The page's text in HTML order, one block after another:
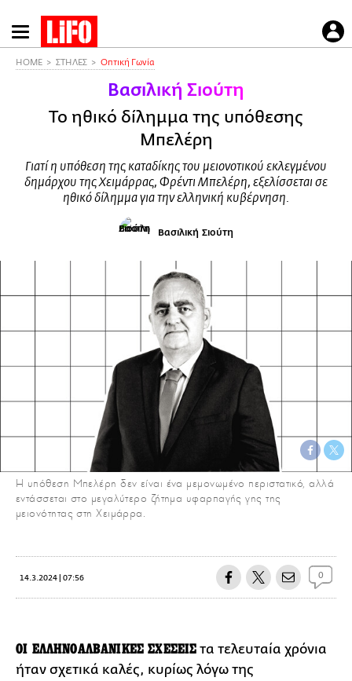
Παράκαμψη
προς
HOME ΣΤΗΛΕΣ Οπτική Γωνία
Βασιλική Σιούτη
Το ηθικό δίλημμα της υπόθεσης
Μπελέρη
Γιατί η υπόθεση της καταδίκης του μειονοτικού εκλεγμένου
δημάρχου της Χειμάρρας, Φρέντι Μπελέρη, εξελίσσεται σε
ηθικό δίλημμα για την ελληνική κυβέρνηση.
Βασιλική Σιούτη
Η υπόθεση Μπελέρη δεν είναι ένα μεμονωμένο περιστατικό, αλλά
εντάσσεται στο μεγαλύτερο ζήτημα υφαρπαγής γης της
μειονότητας στη Χειμάρρα.
14.3.2024 | 07:56 0
ΟΙ ΕΛΛΗΝΟΑΛΒΑΝΙΚΕΣ ΣΧΕΣΕΙΣ τα τελευταία χρόνια
ήταν σχετικά καλές, κυρίως λόγω της